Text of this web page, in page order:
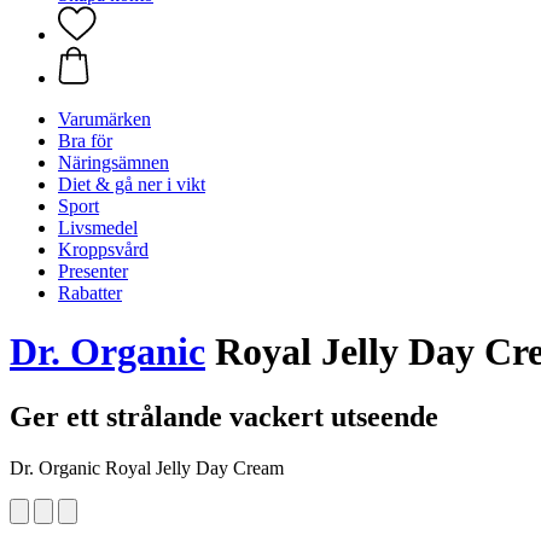
Varumärken
Bra för
Näringsämnen
Diet & gå ner i vikt
Sport
Livsmedel
Kroppsvård
Presenter
Rabatter
Dr. Organic Royal Jelly Day
Ger ett strålande vackert utseende
Dr. Organic Royal Jelly Day Cream